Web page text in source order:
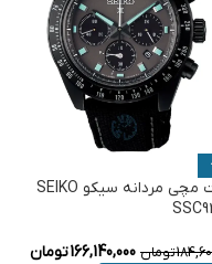
ساعت مچی مردانه سیکو SEIKO
تومان 166,140,000تومان